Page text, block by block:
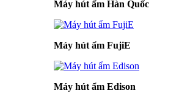
Máy hút ẩm Hàn Quốc
Máy hút ẩm FujiE
Máy hút ẩm Edison